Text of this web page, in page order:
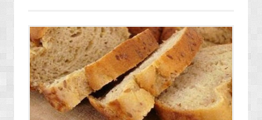
» YAZILIMLAR
» PC OYUNLARI
» VCD FİLMLERİ
» SAĞLIK / TIP / BİTKİSEL ÜRÜNLER
» GIDA / YİYECEK / İÇECEK ÜRÜNLERİ